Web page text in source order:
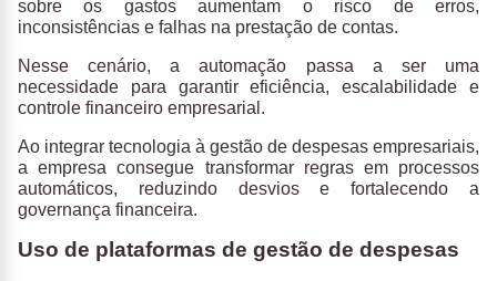
sobre os gastos aumentam o risco de erros,
inconsistências e falhas na prestação de contas.
Nesse cenário, a automação passa a ser uma
necessidade para garantir eficiência, escalabilidade e
controle financeiro empresarial.
Ao integrar tecnologia à gestão de despesas empresariais,
a empresa consegue transformar regras em processos
automáticos, reduzindo desvios e fortalecendo a
governança financeira.
Uso de plataformas de gestão de despesas